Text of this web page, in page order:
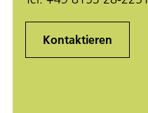
Kontaktieren